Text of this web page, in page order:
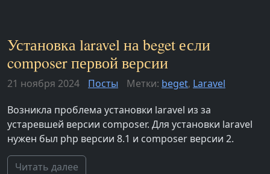
Установка laravel на beget если
composer первой версии
21 ноября 2024 Посты Метки: beget, Laravel
Возникла проблема установки laravel из за
устаревшей версии composer. Для установки laravel
нужен был php версии 8.1 и composer версии 2.
Читать далее